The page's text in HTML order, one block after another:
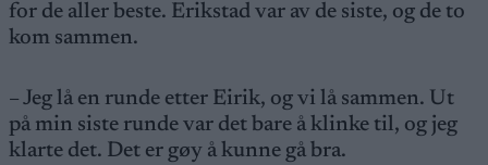
for de aller beste. Erikstad var av de siste, og de to
kom sammen.
– Jeg lå en runde etter Eirik, og vi lå sammen. Ut
på min siste runde var det bare å klinke til, og jeg
klarte det. Det er gøy å kunne gå bra.